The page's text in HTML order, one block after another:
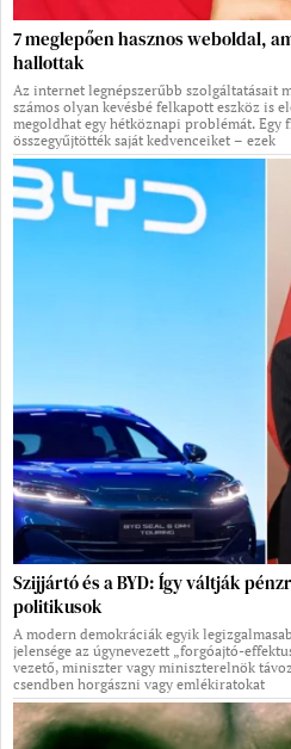
7 meglepően hasznos weboldal,
hallottak
Az internet legnépszerűbb szolgáltatásait
számos olyan kevésbé felkapott eszköz is
megoldhat egy hétköznapi problémát. Egy
összegyűjtötték saját kedvenceiket – ezek
Szijjártó és a BYD: Így váltják
politikusok
A modern demokráciák egyik
jelensége az úgynevezett „forgóajtó-
vezető, miniszter vagy miniszterelnök
csendben horgászni vagy emlékiratokat